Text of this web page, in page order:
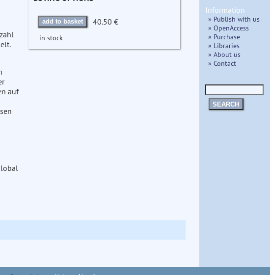
auf
add to basket 40.50 €
in stock
Information
» Publish with us
» OpenAccess
» Purchase
» Libraries
» About us
» Contact
SEARCH